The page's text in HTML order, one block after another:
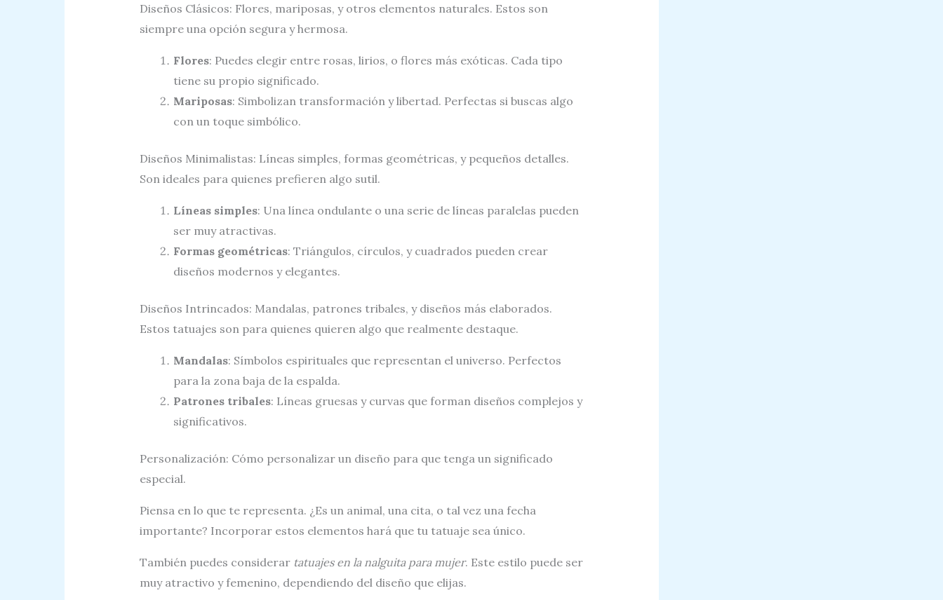
Diseños Clásicos: Flores, mariposas, y otros elementos naturales. Estos son
siempre una opción segura y hermosa.
Flores: Puedes elegir entre rosas, lirios, o flores más exóticas. Cada tipo
tiene su propio significado.
Mariposas: Simbolizan transformación y libertad. Perfectas si buscas algo
con un toque simbólico.
Diseños Minimalistas: Líneas simples, formas geométricas, y pequeños detalles.
Son ideales para quienes prefieren algo sutil.
Líneas simples: Una línea ondulante o una serie de líneas paralelas pueden
ser muy atractivas.
Formas geométricas: Triángulos, círculos, y cuadrados pueden crear
diseños modernos y elegantes.
Diseños Intrincados: Mandalas, patrones tribales, y diseños más elaborados.
Estos tatuajes son para quienes quieren algo que realmente destaque.
Mandalas: Símbolos espirituales que representan el universo. Perfectos
para la zona baja de la espalda.
Patrones tribales: Líneas gruesas y curvas que forman diseños complejos y
significativos.
Personalización: Cómo personalizar un diseño para que tenga un significado
especial.
Piensa en lo que te representa. ¿Es un animal, una cita, o tal vez una fecha
importante? Incorporar estos elementos hará que tu tatuaje sea único.
También puedes considerar tatuajes en la nalguita para mujer. Este estilo puede ser
muy atractivo y femenino, dependiendo del diseño que elijas.